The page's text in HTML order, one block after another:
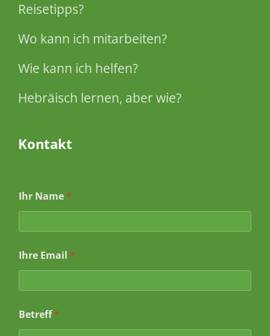
Reisetipps?
Wo kann ich mitarbeiten?
Wie kann ich helfen?
Hebräisch lernen, aber wie?
Kontakt
h
r
B
t
r
f
E
Ihr Name *
Ihre Email *
Betreff*